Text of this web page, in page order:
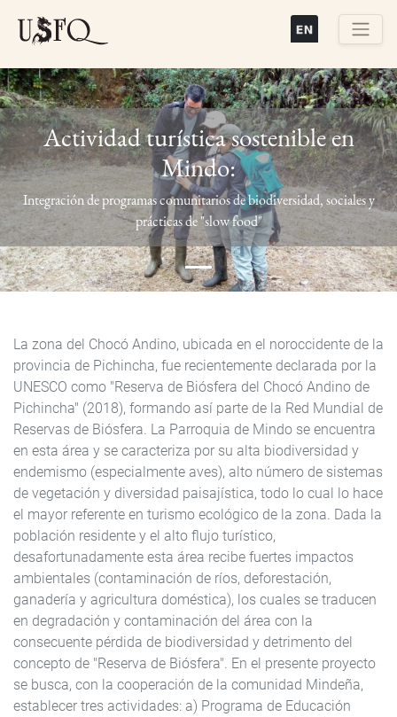
principal
Previous Next
Actividad turística sostenible en
Mindo:
Integración de programas comunitarios de biodiversidad, sociales y
prácticas de "slow food"
La zona del Chocó Andino, ubicada en el noroccidente de la
provincia de Pichincha, fue recientemente declarada por la
UNESCO como "Reserva de Biósfera del Chocó Andino de
Pichincha" (2018), formando así parte de la Red Mundial de
Reservas de Biósfera. La Parroquia de Mindo se encuentra
en esta área y se caracteriza por su alta biodiversidad y
endemismo (especialmente aves), alto número de sistemas
de vegetación y diversidad paisajística, todo lo cual lo hace
el mayor referente en turismo ecológico de la zona. Dada la
población residente y el alto flujo turístico,
desafortunadamente esta área recibe fuertes impactos
ambientales (contaminación de ríos, deforestación,
ganadería y agricultura doméstica), los cuales se traducen
en degradación y contaminación del área con la
consecuente pérdida de biodiversidad y detrimento del
concepto de "Reserva de Biósfera". En el presente proyecto
se busca, con la cooperación de la comunidad Mindeña,
establecer tres actividades: a) Programa de Educación